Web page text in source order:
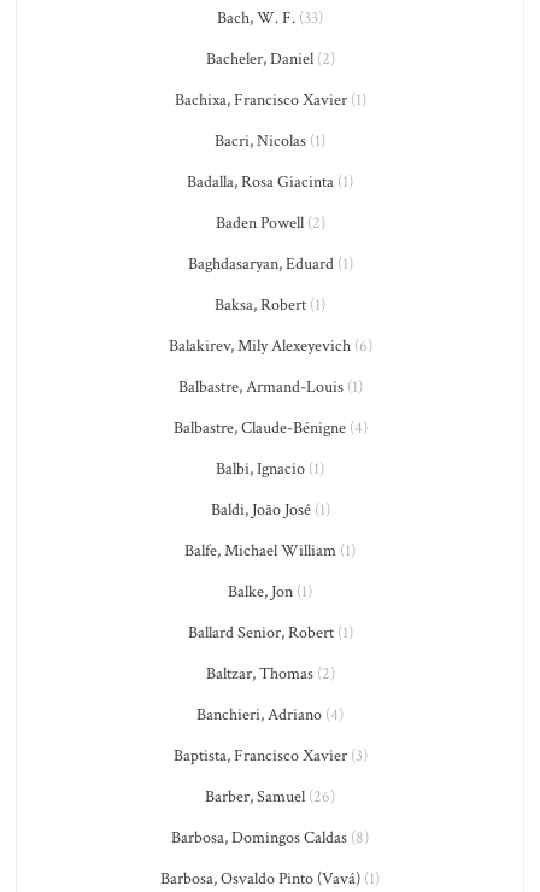
Bach, W. F. (33)
Bacheler, Daniel(2)
Bachixa, Francisco Xavier(1)
Bacri, Nicolas (1)
Badalla, Rosa Giacinta (1)
Baden Powell(2)
Baghdasaryan, Eduard(1)
Baksa, Robert (1)
Balakirev, Mily Alexeyevich(6)
Balbastre, Armand-Louis(1)
Balbastre, Claude-Bénigne(4)
Balbi, Ignacio (1)
Baldi, João José(1)
Balfe, Michael William (1)
Balke, Jon (1)
Ballard Senior, Robert(1)
Baltzar, Thomas(2)
Banchieri, Adriano (4)
Baptista, Francisco Xavier(3)
Barber, Samuel (26)
Barbosa, Domingos Caldas (8)
Barbosa, Osvaldo Pinto (Vavá) (1)